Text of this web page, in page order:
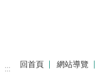
:::
回首頁 網站導覽